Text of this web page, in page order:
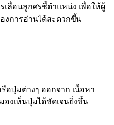
ลื่อนลูกศรชี้ตำแหน่ง เพื่อให้ผู้
งการอ่านได้สะดวกขึ้น
อปุ่มต่างๆ ออกจาก เนื้อหา
องเห็นปุ่มได้ชัดเจนยิ่งขึ้น